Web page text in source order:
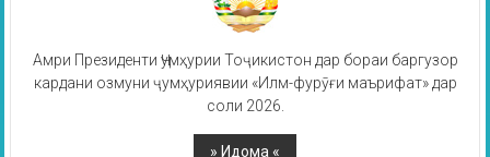
Амри Президенти Ҷумҳурии Тоҷикистон дар бораи баргузор
кардани озмуни ҷумҳуриявии «Илм-фурӯғи маърифат» дар
соли 2026.